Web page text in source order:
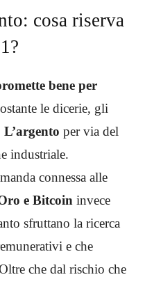
cosa riserva
bene per
le dicerie, gli
L’argento per via del
industriale.
connessa alle
e Bitcoin invece
sfruttano la ricerca
e che
che dal rischio che